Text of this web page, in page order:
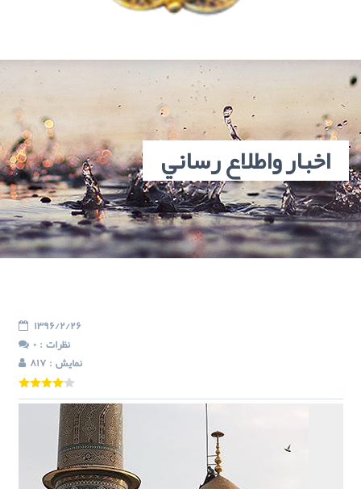
اخبار واطلاع رساني
1396/2/26
0 : نظرات
817 : نمایش